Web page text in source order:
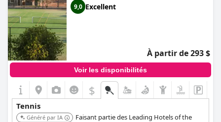
9,0 Excellent
À partir de 293 $
Voir les disponibilités
$
Tennis
Généré par IA
Faisant partie des Leading Hotels of the